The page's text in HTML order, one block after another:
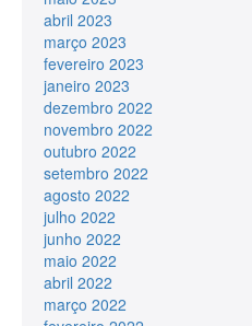
abril 2023
março 2023
fevereiro 2023
janeiro 2023
dezembro 2022
novembro 2022
outubro 2022
setembro 2022
agosto 2022
julho 2022
junho 2022
maio 2022
abril 2022
março 2022